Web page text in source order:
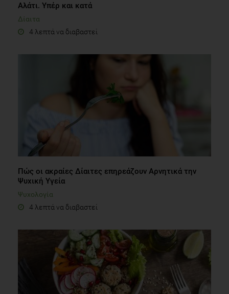
Αλάτι. Υπέρ και κατά
Δίαιτα
4 λεπτά να διαβαστεί
Πώς οι ακραίες Δίαιτες επηρεάζουν Αρνητικά την
Ψυχική Υγεία
Ψυχολογία
4 λεπτά να διαβαστεί